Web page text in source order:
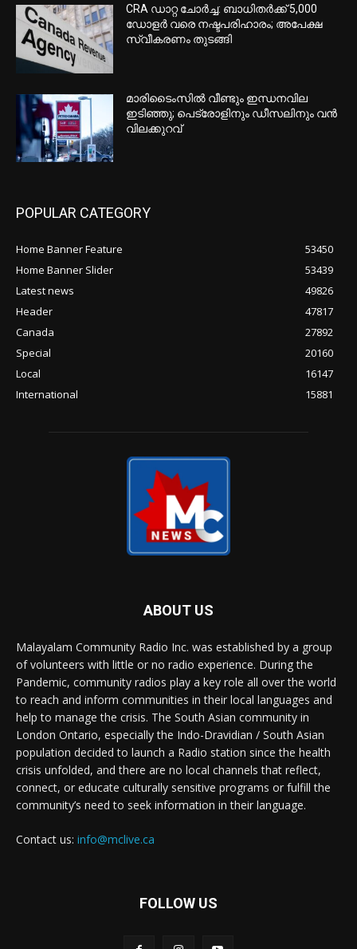
CRA ഡാറ്റ ചോർച്ച: ബാധിതർക്ക് 5,000
ഡോളർ വരെ നഷ്ടപരിഹാരം; അപേക്ഷ
സ്വീകരണം തുടങ്ങി
മാരിടൈംസിൽ വീണ്ടും ഇന്ധനവില
ഇടിഞ്ഞു; പെട്രോളിനും ഡീസലിനും വൻ
വിലക്കുറവ്
POPULAR CATEGORY
Home Banner Feature
53450
Home Banner Slider
53439
Latest news
49826
Header
47817
Canada
27892
Special
20160
Local
16147
International
15881
ABOUT US
Malayalam Community Radio Inc. was established by a group
of volunteers with little or no radio experience. During the
Pandemic, community radios play a key role all over the world
to reach and inform communities in their local languages and
help to manage the crisis. The South Asian community in
London Ontario, especially the Indo-Dravidian / South Asian
population decided to launch a Radio station since the health
crisis unfolded, and there are no local channels that reflect,
connect, or educate culturally sensitive programs or fulfill the
community’s need to seek information in their language.
Contact us: info@mclive.ca
FOLLOW US